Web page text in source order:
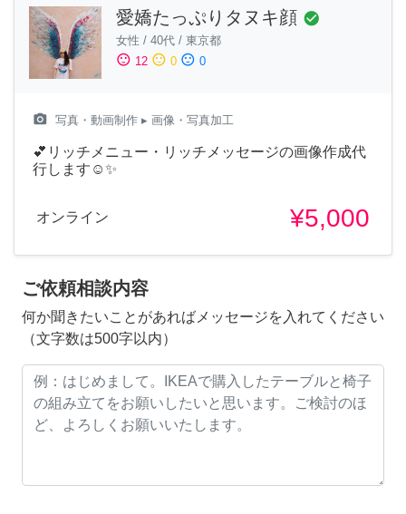
愛嬌たっぷりタヌキ顔 check_circle
女性 / 40代 / 東京都
sentiment_satisfied 12 sentiment_neutral 0 sentiment_dissatisfied 0
camera_alt 写真・動画制作 ▸ 画像・写真加工
💕リッチメニュー・リッチメッセージの画像作成代
行します☺️✨
オンライン ¥5,000
ご依頼相談内容
何か聞きたいことがあればメッセージを入れてください
（文字数は500字以内）